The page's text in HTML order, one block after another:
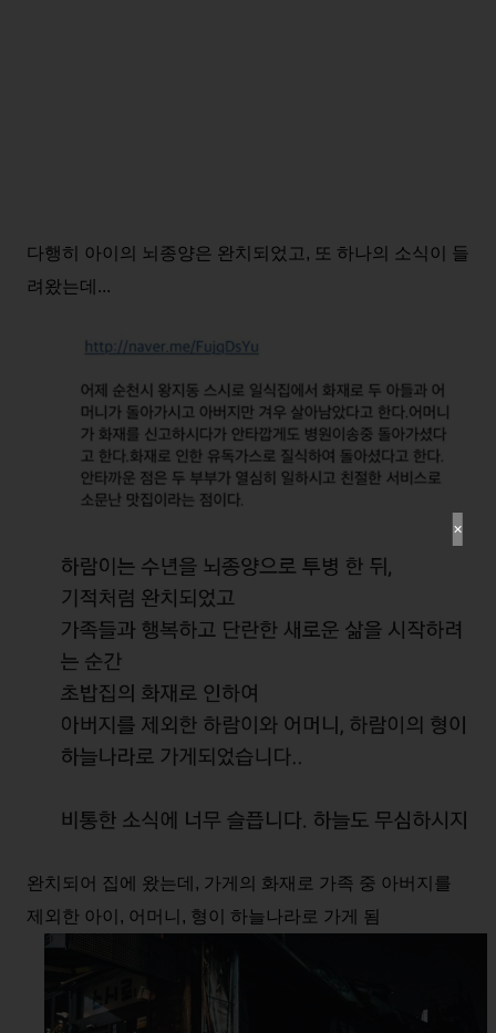
다행히 아이의 뇌종양은 완치되었고, 또 하나의 소식이 들
려왔는데...
완치되어 집에 왔는데, 가게의 화재로 가족 중 아버지를
제외한 아이, 어머니, 형이 하늘나라로 가게 됨
✕